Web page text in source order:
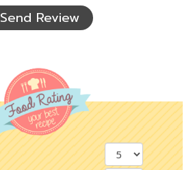
Send Review